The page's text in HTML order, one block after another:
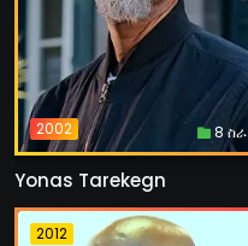
2002 8 ስራ
Yonas Tarekegn
2012